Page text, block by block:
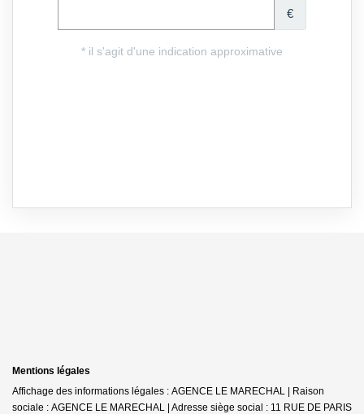
Mentions légales
Affichage des informations légales : AGENCE LE MARECHAL | Raison
sociale : AGENCE LE MARECHAL | Adresse siège social : 11 RUE DE PARIS